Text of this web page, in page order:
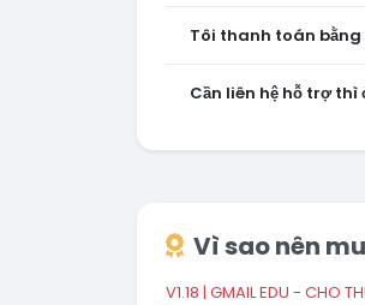
Tôi thanh toán
Cần liên hệ hỗ trợ thì
Vì sao nên
V1.18 | GMAIL EDU - CHO